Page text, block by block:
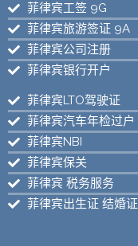
菲律宾工签 9G
菲律宾旅游签证 9A
菲律宾公司注册
菲律宾银行开户
菲律宾LTO驾驶证
菲律宾汽车年检过户
菲律宾NBI
菲律宾保关
菲律宾 税务服务
菲律宾出生证 结婚证